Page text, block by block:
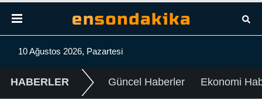
10 Ağustos 2026, Pazartesi
HABERLER Güncel Haberler Ekonomi